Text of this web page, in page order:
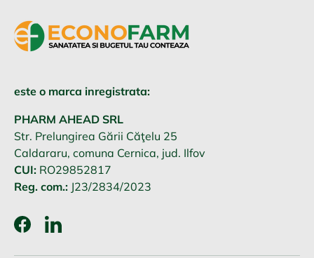
este o marca inregistrata:
PHARM AHEAD SRL
Str. Prelungirea Gării Căţelu 25
Caldararu, comuna Cernica, jud. Ilfov
CUI: RO29852817
Reg. com.: J23/2834/2023
FacebookLinkedIn